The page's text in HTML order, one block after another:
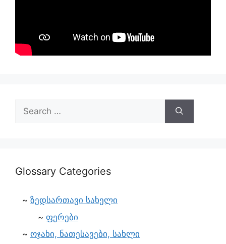
Glossary Categories
ზედსართავი სახელი
ფერები
ოჯახი, ნათესავები, სახლი